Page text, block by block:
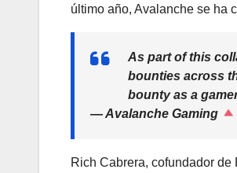
último año, Avalanche se ha
As part of this
bounties across
bounty as a
— Avalanche Gaming
Rich Cabrera, cofundador